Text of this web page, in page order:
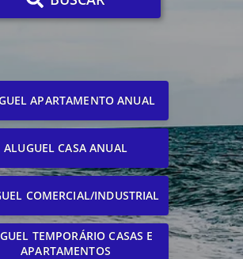
APARTAMENTO ANUAL
ALUGUEL CASA ANUAL
COMERCIAL/INDUSTRIAL
TEMPORÁRIO CASAS E
APARTAMENTOS